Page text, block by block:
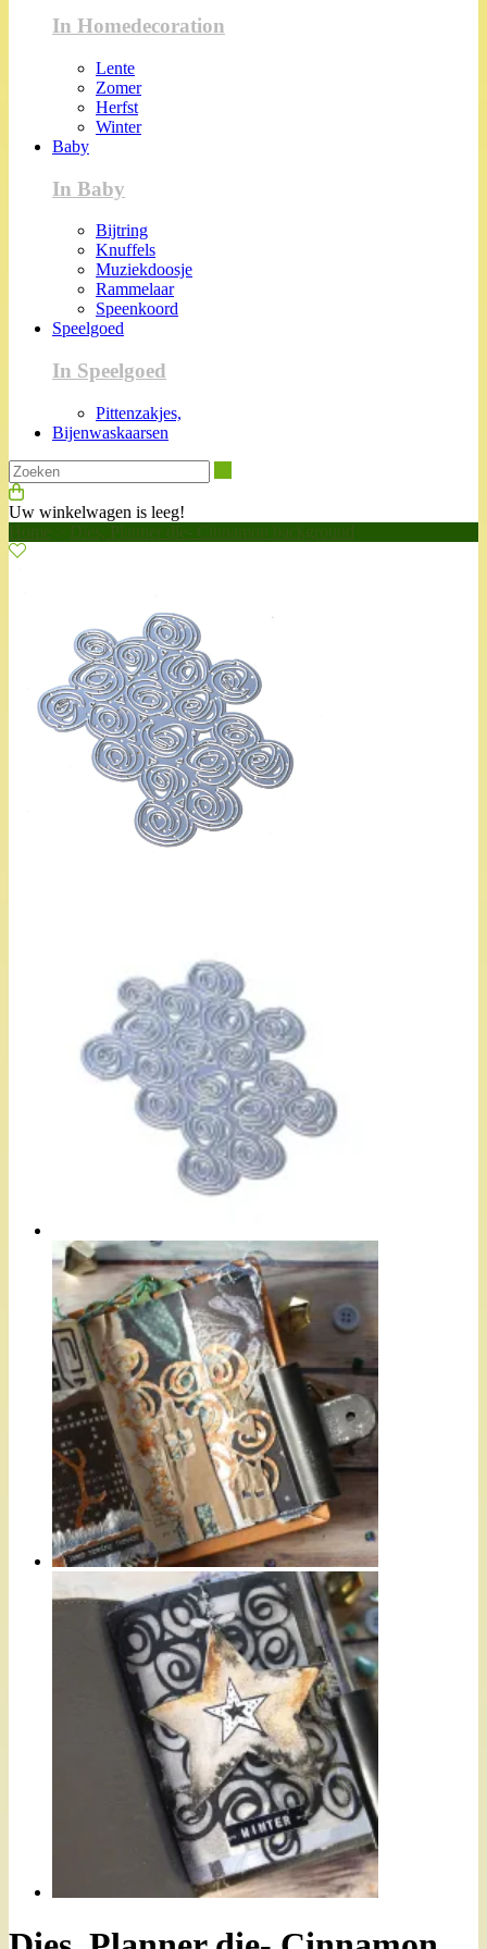
In Homedecoration
Lente
Zomer
Herfst
Winter
Baby
In Baby
Bijtring
Knuffels
Muziekdoosje
Rammelaar
Speenkoord
Speelgoed
In Speelgoed
Pittenzakjes,
Bijenwaskaarsen
Uw winkelwagen is leeg!
Home
Dies, Planner die- Cinnamon background